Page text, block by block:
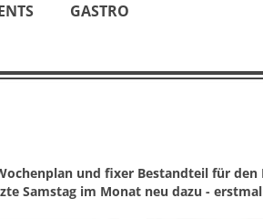
GASTRO
und fixer Bestandteil für
Samstag im Monat neu dazu -